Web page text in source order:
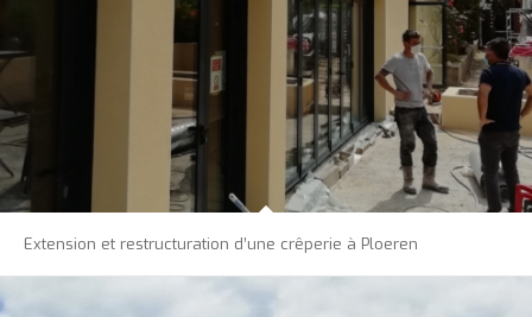
Extension et restructuration d’une crêperie à Ploeren